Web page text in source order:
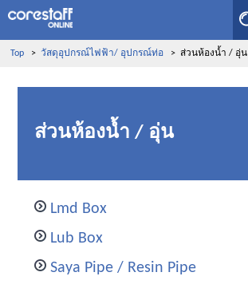
Top > วัสดุอุปกรณ์ไฟฟ้า/ อุปกรณ์ท่อ> ส่วนห้องน้ำ / อุ่น
ส่วนห้องน้ำ / อุ่น
Lmd Box
Lub Box
Saya Pipe / Resin Pipe